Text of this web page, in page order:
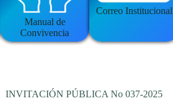
Manual de
Convivencia
Correo Institucional
INVITACIÓN PÚBLICA No 037-2025